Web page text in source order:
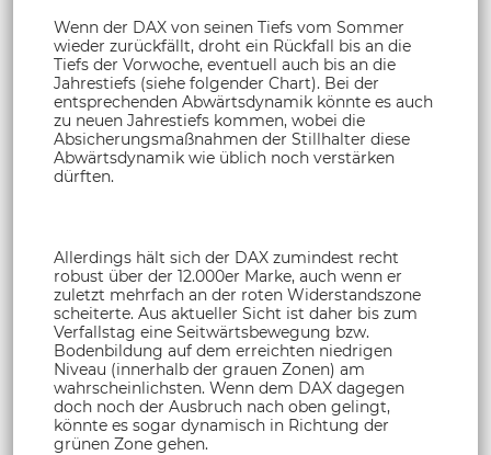
Wenn der DAX von seinen Tiefs vom Sommer
wieder zurückfällt, droht ein Rückfall bis an die
Tiefs der Vorwoche, eventuell auch bis an die
Jahrestiefs (siehe folgender Chart). Bei der
entsprechenden Abwärtsdynamik könnte es auch
zu neuen Jahrestiefs kommen, wobei die
Absicherungsmaßnahmen der Stillhalter diese
Abwärtsdynamik wie üblich noch verstärken
dürften.
Allerdings hält sich der DAX zumindest recht
robust über der 12.000er Marke, auch wenn er
zuletzt mehrfach an der roten Widerstandszone
scheiterte. Aus aktueller Sicht ist daher bis zum
Verfallstag eine Seitwärtsbewegung bzw.
Bodenbildung auf dem erreichten niedrigen
Niveau (innerhalb der grauen Zonen) am
wahrscheinlichsten. Wenn dem DAX dagegen
doch noch der Ausbruch nach oben gelingt,
könnte es sogar dynamisch in Richtung der
grünen Zone gehen.